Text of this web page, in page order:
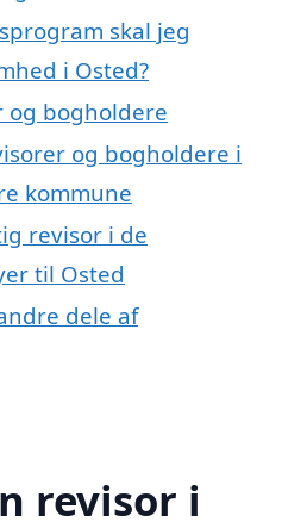
skal jeg
i Osted?
og bogholdere
og bogholdere i
kommune
revisor i de
til Osted
dele af
revisor i